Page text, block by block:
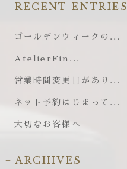
RECENT ENTRIES
ゴールデンウィークの...
AtelierFin...
営業時間変更日があり...
ネット予約はじまって...
大切なお客様へ
ARCHIVES